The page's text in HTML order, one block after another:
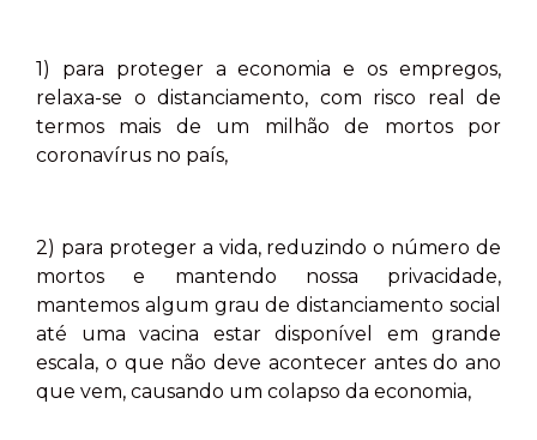
1) para proteger a economia e os empregos,
relaxa-se o distanciamento, com risco real de
termos mais de um milhão de mortos por
coronavírus no país,
2) para proteger a vida, reduzindo o número de
mortos e mantendo nossa privacidade,
mantemos algum grau de distanciamento social
até uma vacina estar disponível em grande
escala, o que não deve acontecer antes do ano
que vem, causando um colapso da economia,